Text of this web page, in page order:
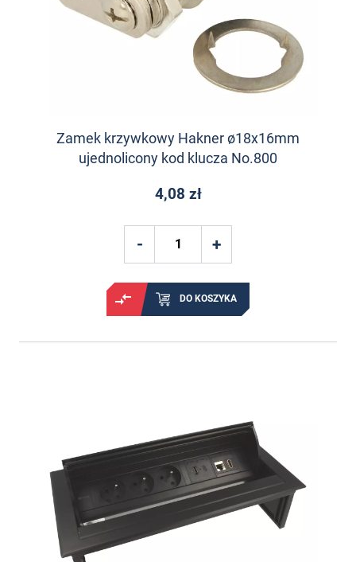
Zamek krzywkowy Hakner ø18x16mm
ujednolicony kod klucza No.800
4,08 zł
DO KOSZYKA